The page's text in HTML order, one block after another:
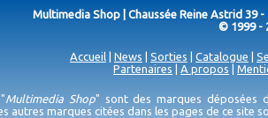
Multimedia Shop | Chaussée Reine Astrid 39 -
© 1999 -
Accueil News Sorties Catalogue
Partenaires
A propos
Multimedia Shop" sont des marques déposées
autres marques citées dans les pages de ce site